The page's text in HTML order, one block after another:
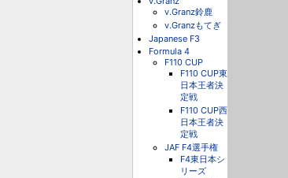
v.Granz鈴鹿
v.Granzもてぎ
Japanese F3
Formula 4
F110 CUP
F110 CUP東
日本王者決
定戦
F110 CUP西
日本王者決
定戦
JAF F4選手権
F4東日本シ
リーズ